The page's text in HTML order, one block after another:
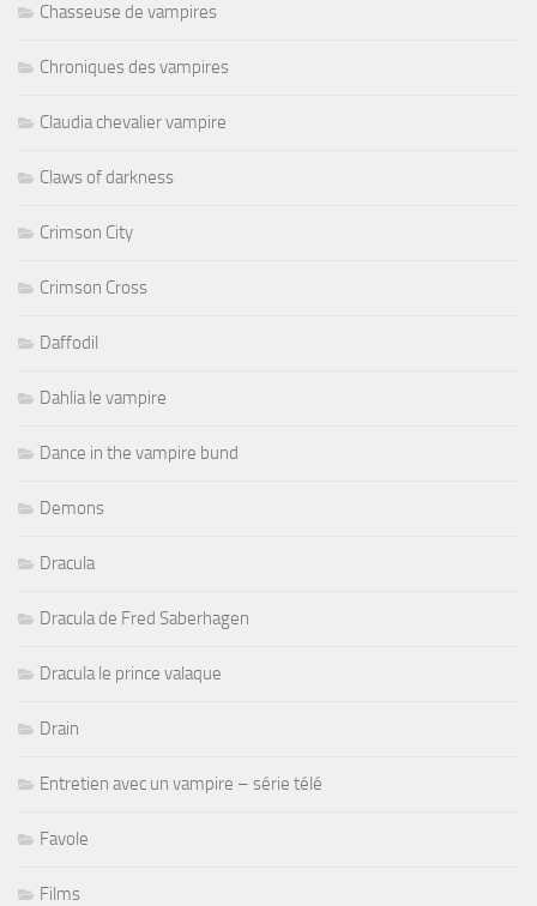
Chasseuse de vampires
Chroniques des vampires
Claudia chevalier vampire
Claws of darkness
Crimson City
Crimson Cross
Daffodil
Dahlia le vampire
Dance in the vampire bund
Demons
Dracula
Dracula de Fred Saberhagen
Dracula le prince valaque
Drain
Entretien avec un vampire – série télé
Favole
Films